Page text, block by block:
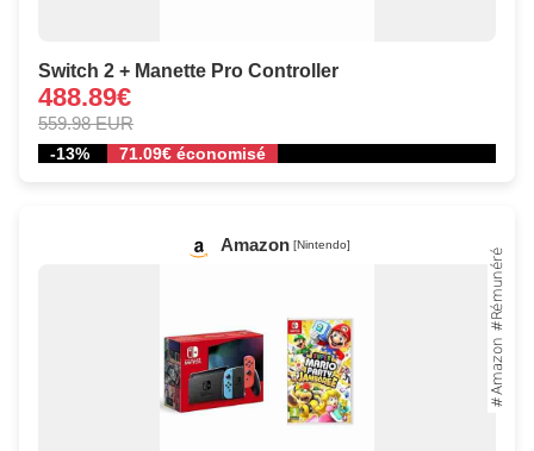
Switch 2 + Manette Pro Controller
488.89€
559.98 EUR
-13% 71.09€ économisé
Amazon [Nintendo]